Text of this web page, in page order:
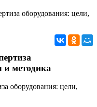
оборудования: цели,
и методика